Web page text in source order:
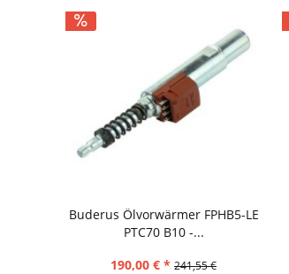
Buderus Ölvorwärmer FPHB5-LE
PTC70 B10 -...
190,00 € * 241,55 €